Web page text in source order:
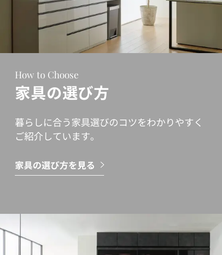
How to Choose
家具の選び方
暮らしに合う家具選びのコツをわかりやすく
ご紹介しています。
家具の選び方を見る